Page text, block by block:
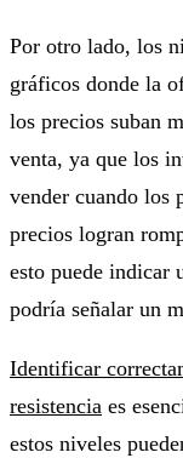
Por otro lado, los
gráficos donde la
los precios suban
venta, ya que los
vender cuando los
precios logran
esto puede indicar
podría señalar un
Identificar
resistencia es
estos niveles